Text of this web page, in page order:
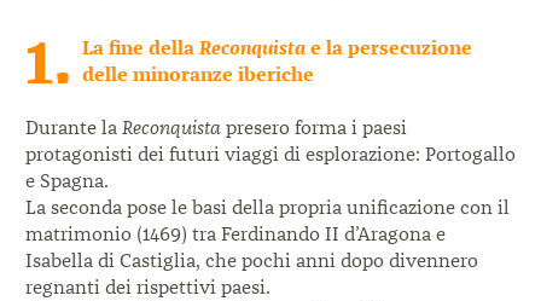
1. La fine dellaReconquistae la persecuzione
delle minoranze iberiche
Durante la Reconquista presero forma i paesi
protagonisti dei futuri viaggi di esplorazione: Portogallo
e Spagna.
La seconda pose le basi della propria unificazione con il
matrimonio (1469) tra Ferdinando II d’Aragona e
Isabella di Castiglia, che pochi anni dopo divennero
regnanti dei rispettivi paesi.